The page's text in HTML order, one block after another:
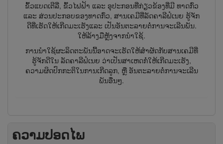
ຂົ້ວແບດເຕີລີ່, ຂົ້ວໄຟຟ້າ ແລະ ອຸປະກອນທີ່ກ່ຽວຂ້ອງທີ່ມີ ທາດກົ່ວ
ແລະ ສ່ວນປະກອບຂອງທາດກົ່ວ, ສານເຄມີທີ່ລັດຄາລີຟໍເນຍ ຮູ້ຈັກ
ດີທີ່ເຮັດໃຫ້ເກີດມະເຮັງແລະ ເປັນອັນຕະລາຍຕໍ່ການຈະເລີນພັນ.
ໃຫ້ລ້າງມືຫຼັງຈາກນຳໃຊ້.
ການນຳໃຊ້ຜະລິດຕະພັນນີ້ອາດຈະເຮັດໃຫ້ສຳຜັດກັບສານເຄມີທີ່
ຮູ້ຈັກດີໃນ ລັດຄາລີຟໍເນຍ ວ່າເປັນສາເຫດກໍ່ໃຫ້ເກີດມະເຮັງ,
ຄວາມຜິດປົກກະຕິໃນການເກີດລູກ, ຫຼື ອັນຕະລາຍຕໍ່ການຈະເລີນ
ພັນອື່ນໆ.
ຄວາມປອດໄພ